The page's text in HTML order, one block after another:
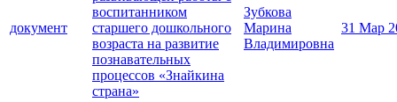
документ
воспитанником
старшего дошкольного
возраста на развитие
познавательных
процессов «Знайкина
страна»
Зубкова
Марина
Владимировна
31 Мар